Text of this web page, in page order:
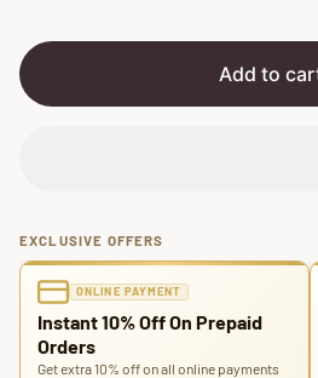
r
Add to
EXCLUSIVE OFFERS
ONLINE PAYMENT
Instant 10% Off On Prepaid
Orders
Get extra 10% off on all online payments